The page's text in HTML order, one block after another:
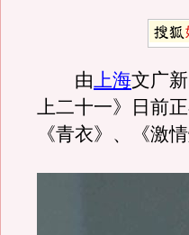
由上海文广
上二十一》日前
《青衣》、《激